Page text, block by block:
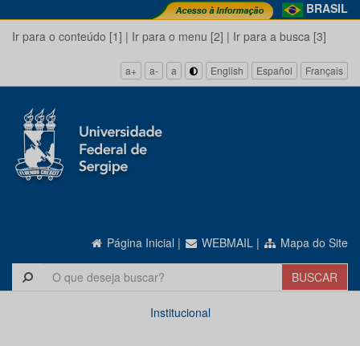
BRASIL
Ir para o conteúdo [1] | Ir para o menu [2] | Ir para a busca [3]
a+ a- a English Español Français
Página Inicial | WEBMAIL | Mapa do Site
Institucional